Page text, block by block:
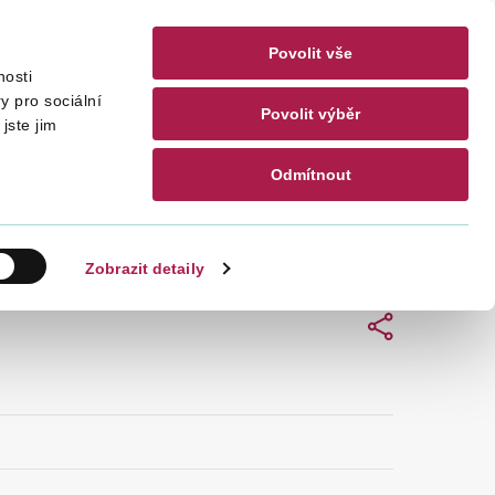
pro sociální
jim
Zobrazit detaily
Povolit vše
Povolit výběr
Odmítnout
CZ EN
Sdílet